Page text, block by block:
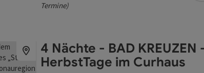
Termine)
4 Nächte - BAD KREUZEN
HerbstTage im Curhaus